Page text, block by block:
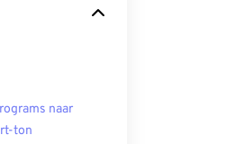
naar
ton